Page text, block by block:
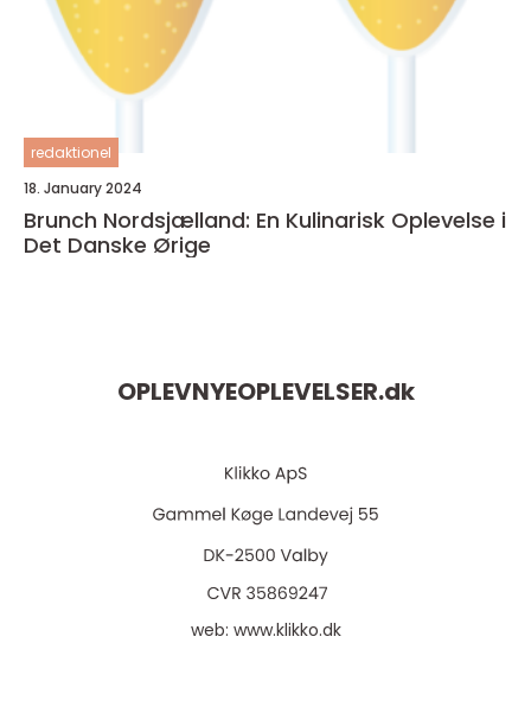
redaktionel
18. January 2024
Brunch Nordsjælland: En Kulinarisk Oplevelse i
Det Danske Ørige
OPLEVNYEOPLEVELSER.dk
web: www.klikko.dk